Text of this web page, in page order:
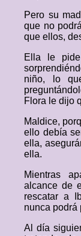
Pero su
que no
que ellos,
Ella le
niño, lo
Flora le dijo
Maldice,
ello debía
ella,
ella.
Mientras
alcance de
rescatar a
nunca podrá
Al día